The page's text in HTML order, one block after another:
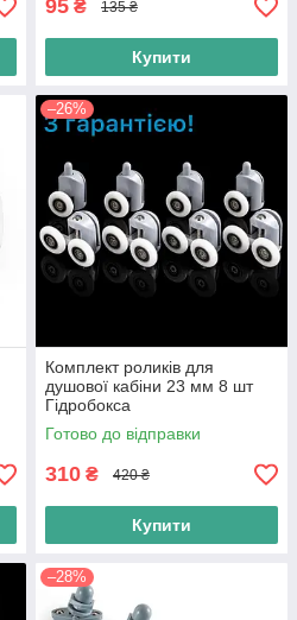
95 ₴ 135 ₴
Купити
–26%
Комплект роликів для
душової кабіни 23 мм 8 шт
Гідробокса
Готово до відправки
310 ₴ 420 ₴
Купити
–28%